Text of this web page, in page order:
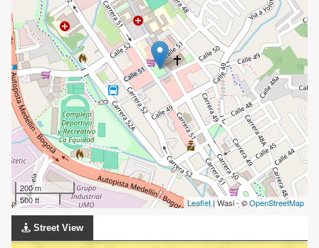
200 m
500 ft
Leaflet| Wasi - ©OpenStreetMap
Street View